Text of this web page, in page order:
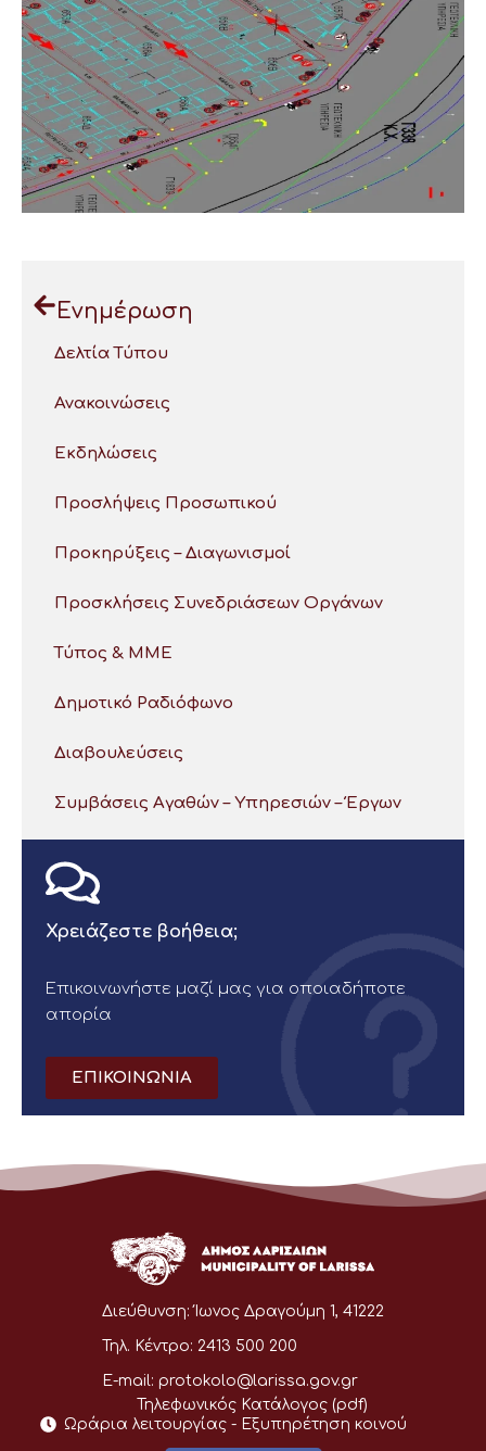
Ενημέρωση
Δελτία Τύπου
Ανακοινώσεις
Εκδηλώσεις
Προσλήψεις Προσωπικού
Προκηρύξεις – Διαγωνισμοί
Προσκλήσεις Συνεδριάσεων Οργάνων
Τύπος & ΜΜΕ
Δημοτικό Ραδιόφωνο
Διαβουλεύσεις
Συμβάσεις Αγαθών – Υπηρεσιών – Έργων
Χρειάζεστε βοήθεια;
Επικοινωνήστε μαζί μας για οποιαδήποτε
απορία
ΕΠΙΚΟΙΝΩΝΙΑ
Διεύθυνση: Ίωνος Δραγούμη 1, 41222
Τηλ. Κέντρο: 2413 500 200
E-mail: protokolo@larissa.gov.gr
Τηλεφωνικός Κατάλογος (pdf)
Ωράρια λειτουργίας - Eξυπηρέτηση κοινού